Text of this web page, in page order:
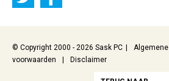
© Copyright 2000 - 2026 Sask PC
Algemene
voorwaarden
Disclaimer